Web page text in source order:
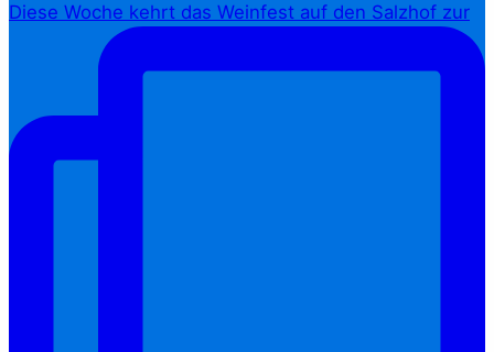
Diese Woche kehrt das Weinfest auf den Salzhof zur